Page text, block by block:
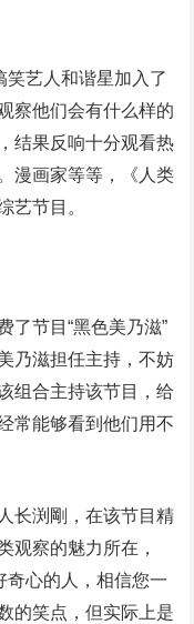
笑艺人和谐星加入了
察他们会有什么样的
结果反响十分观看热
漫画家等等，《人类
艺节目。
了节目“黑色美乃滋”
乃滋担任主持，不妨
组合主持该节目，给
常能够看到他们用不
长渕剛，在该节目精
观察的魅力所在，
奇心的人，相信您一
的笑点，但实际上是